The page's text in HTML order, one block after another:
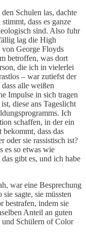
Schulen las, dachte
dass es ganze
sind. Also fuhr
lag die High
von George Floyds
betroffen, was dort
die ich in vielerlei
– war zutiefst der
alle weißen
Impulse in sich tragen
diese ans Tageslicht
Ich
schaffen, in der ein
dass das
oder sie rassistisch ist?
es so etwas wie
gibt es, und ich habe
war eine Besprechung
sagte, sie müssten
bestrafen, indem sie
Anteil an guten
und Schülern of Color